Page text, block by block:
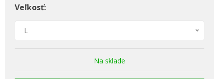
Veľkosť:
L
Na sklade